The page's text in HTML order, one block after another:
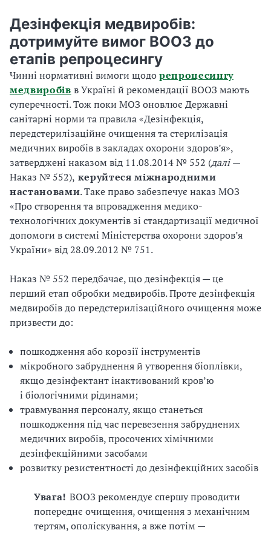
Дезінфекція медвиробів:
дотримуйте вимог ВООЗ до
етапів репроцесингу
Чинні нормативні вимоги щодорепроцесингу
медвиробів в Україні й рекомендації ВООЗ мають
суперечності. Тож поки МОЗ оновлює Державні
санітарні норми та правила «Дезінфекція,
передстерилізаційне очищення та стерилізація
медичних виробів в закладах охорони здоров’я»,
затверджені наказом від 11.08.2014 № 552 (далі—
Наказ № 552), керуйтеся міжнародними
настановами. Таке право забезпечує наказ МОЗ
«Про створення та впровадження медико-
технологічних документів зі стандартизації медичної
допомоги в системі Міністерства охорони здоров’я
України» від 28.09.2012 № 751.
Наказ № 552 передбачає, що дезінфекція — це
перший етап обробки медвиробів. Проте дезінфекція
медвиробів до передстерилізаційного очищення може
призвести до:
пошкодження або корозії інструментів
мікробного забруднення й утворення біоплівки,
якщо дезінфектант інактивований кров’ю
і біологічними рідинами;
травмування персоналу, якщо станеться
пошкодження під час перевезення забруднених
медичних виробів, просочених хімічними
дезінфекційними засобами
розвитку резистентності до дезінфекційних засобів
Увага! ВООЗ рекомендує спершу проводити
попереднє очищення, очищення з механічним
тертям, ополіскування, а вже потім —